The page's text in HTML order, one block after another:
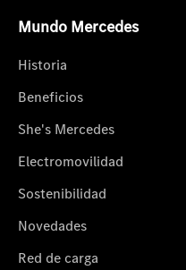
Mundo Mercedes
Historia
Beneficios
She's Mercedes
Electromovilidad
Sostenibilidad
Novedades
Red de carga